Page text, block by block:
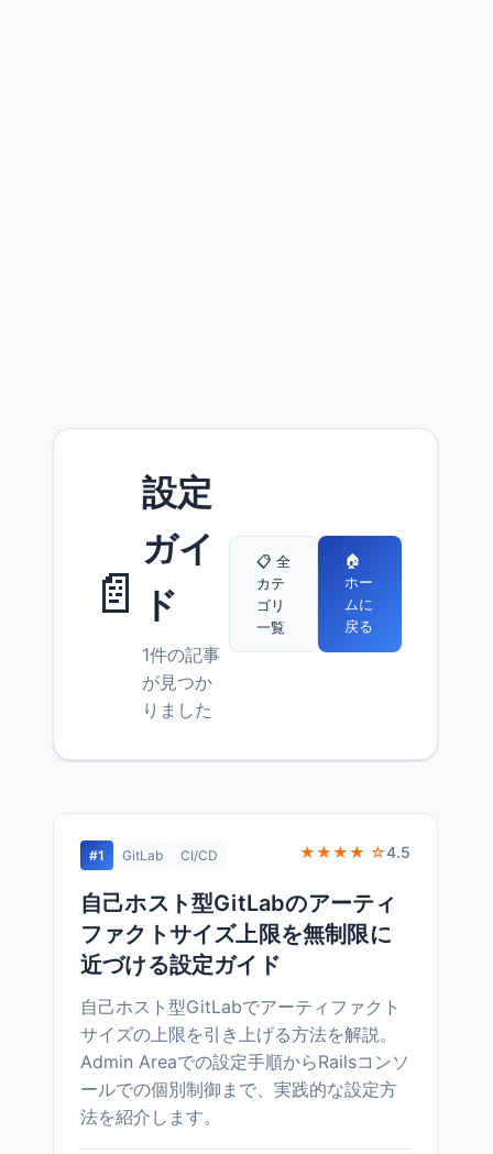
📄
設定
ガイ
ド
1件の記事
が見つか
りました
📋 全
カテ
ゴリ
一覧
🏠
ホー
ムに
戻る
#1 GitLab CI/CD ★★★★ ☆4.5
自己ホスト型GitLabのアーティ
ファクトサイズ上限を無制限に
近づける設定ガイド
自己ホスト型GitLabでアーティファクト
サイズの上限を引き上げる方法を解説。
Admin Areaでの設定手順からRailsコンソ
ールでの個別制御まで、実践的な設定方
法を紹介します。